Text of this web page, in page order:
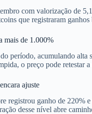
com valorização de
que registraram
de 1.000%
período, acumulando alta
o preço pode retestar
ajuste
registrou ganho de 220%
desse nível abre